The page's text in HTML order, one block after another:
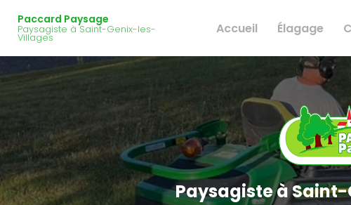
contenu
principal
Paccard Paysage
Paysagiste à Saint-Genix-les-
Villages
Accueil
Élagage
Paysagisteà